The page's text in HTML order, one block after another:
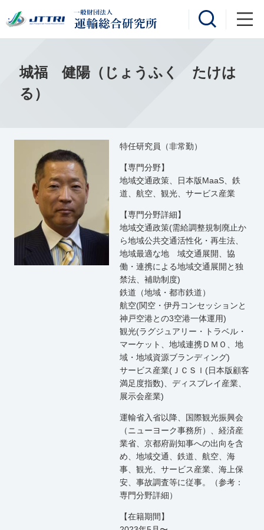
城福 健陽（じょうふく たけは
る）
特任研究員（非常勤）
【専門分野】
地域交通政策、日本版MaaS、鉄
道、航空、観光、サービス産業
【専門分野詳細】
地域交通政策(需給調整規制廃止か
ら地域公共交通活性化・再生法、
地域最適な地 域交通展開、協
働・連携による地域交通展開と独
禁法、補助制度)
鉄道（地域・都市鉄道）
航空(関空・伊丹コンセッションと
神戸空港との3空港一体運用)
観光(ラグジュアリー・トラベル・
マーケット、地域連携ＤＭＯ、地
域・地域資源ブランディング)
サービス産業(ＪＣＳＩ(日本版顧客
満足度指数)、ディスプレイ産業、
展示会産業)
運輸省入省以降、国際観光振興会
（ニューヨーク事務所）、経済産
業省、京都府副知事への出向を含
め、地域交通、鉄道、航空、海
事、観光、サービス産業、海上保
安、事故調査等に従事。（参考：
専門分野詳細）
【在籍期間】